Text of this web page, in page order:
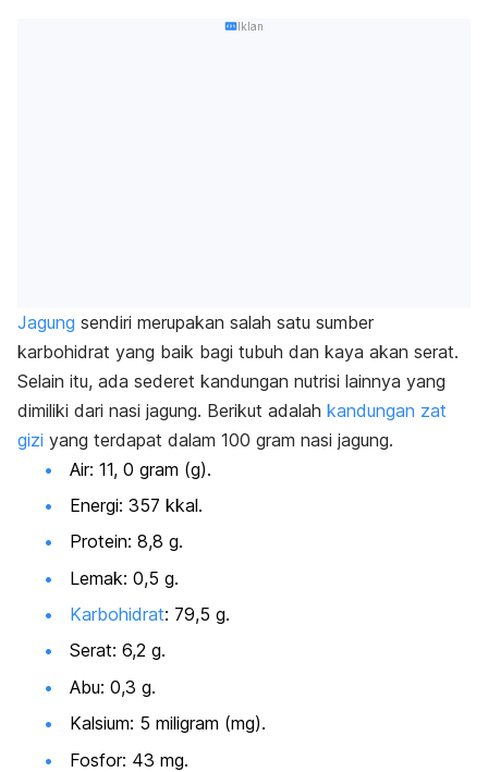
Iklan
Jagung sendiri merupakan salah satu sumber
karbohidrat yang baik bagi tubuh dan kaya akan serat.
Selain itu, ada sederet kandungan nutrisi lainnya yang
dimiliki dari nasi jagung. Berikut adalah kandungan zat
gizi yang terdapat dalam 100 gram nasi jagung.
Air: 11, 0 gram (g).
Energi: 357 kkal.
Protein: 8,8 g.
Lemak: 0,5 g.
Karbohidrat: 79,5 g.
Serat: 6,2 g.
Abu: 0,3 g.
Kalsium: 5 miligram (mg).
Fosfor: 43 mg.